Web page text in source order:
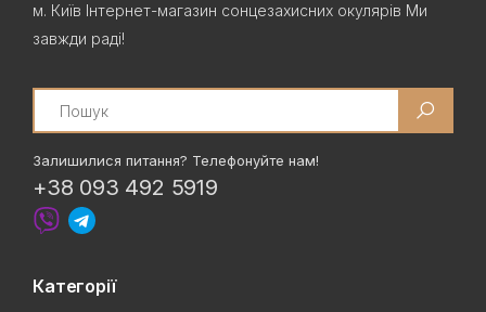
м. Київ Інтернет-магазин сонцезахисних окулярів Ми
завжди раді!
Search
Залишилися питання? Телефонуйте нам!
+38 093 492 5919
Категорії